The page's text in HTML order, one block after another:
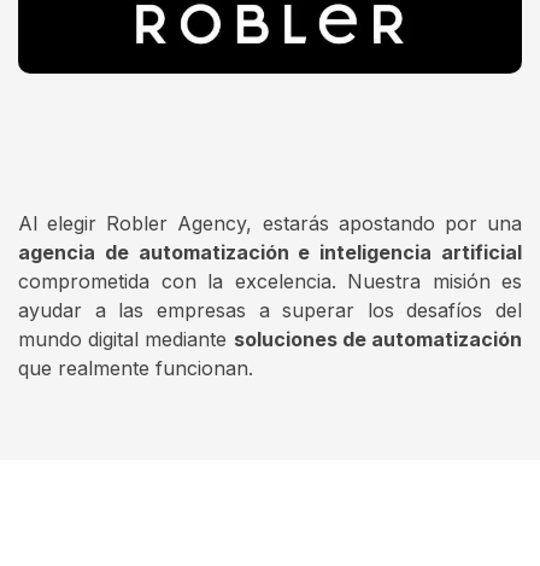
Al elegir Robler Agency, estarás apostando por una
agencia de automatización e inteligencia artificial
comprometida con la excelencia. Nuestra misión es
ayudar a las empresas a superar los desafíos del
mundo digital mediante soluciones de automatización
que realmente funcionan.